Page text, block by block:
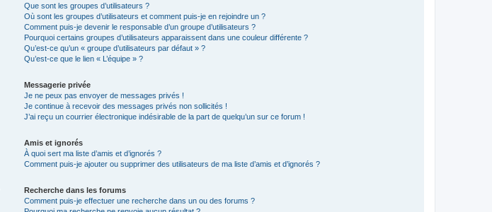
Que sont les groupes d’utilisateurs ?
Où sont les groupes d’utilisateurs et comment puis-je en rejoindre un ?
Comment puis-je devenir le responsable d’un groupe d’utilisateurs ?
Pourquoi certains groupes d’utilisateurs apparaissent dans une couleur différente ?
Qu’est-ce qu’un « groupe d’utilisateurs par défaut » ?
Qu’est-ce que le lien « L’équipe » ?
Messagerie privée
Je ne peux pas envoyer de messages privés !
Je continue à recevoir des messages privés non sollicités !
J’ai reçu un courrier électronique indésirable de la part de quelqu’un sur ce forum !
Amis et ignorés
À quoi sert ma liste d’amis et d’ignorés ?
Comment puis-je ajouter ou supprimer des utilisateurs de ma liste d’amis et d’ignorés ?
Recherche dans les forums
Comment puis-je effectuer une recherche dans un ou des forums ?